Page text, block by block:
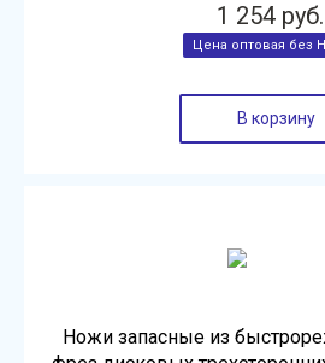
1 254 руб.
В корзину
Ножи запасные из